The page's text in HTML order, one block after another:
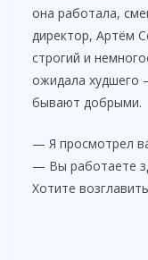
она работала,
директор, Артём
строгий и
ожидала худшего
бывают добрыми.
— Я просмотрел
— Вы работаете
Хотите